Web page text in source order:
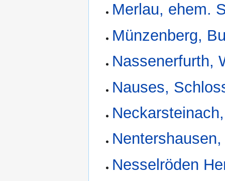
Merlau, ehem.
Münzenberg,
Nassenerfurth,
Nauses,
Nesselröden